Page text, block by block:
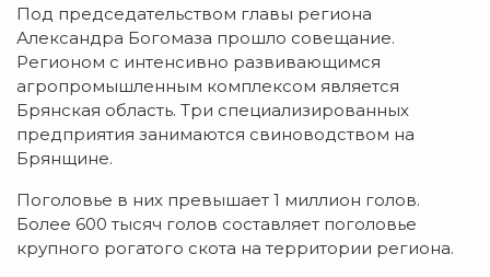
Под председательством главы региона
Александра Богомаза прошло совещание.
Регионом с интенсивно развивающимся
агропромышленным комплексом является
Брянская область. Три специализированных
предприятия занимаются свиноводством на
Брянщине.
Поголовье в них превышает 1 миллион голов.
Более 600 тысяч голов составляет поголовье
крупного рогатого скота на территории региона.